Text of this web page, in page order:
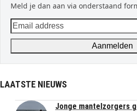
Meld je dan aan via onderstaand
Email
address
Aanmelden
LAATSTE NIEUWS
Jonge mantelzorgers